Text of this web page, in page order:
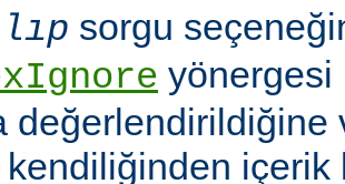
sorgu
yönergesi
değerlendirildiğine
içerik